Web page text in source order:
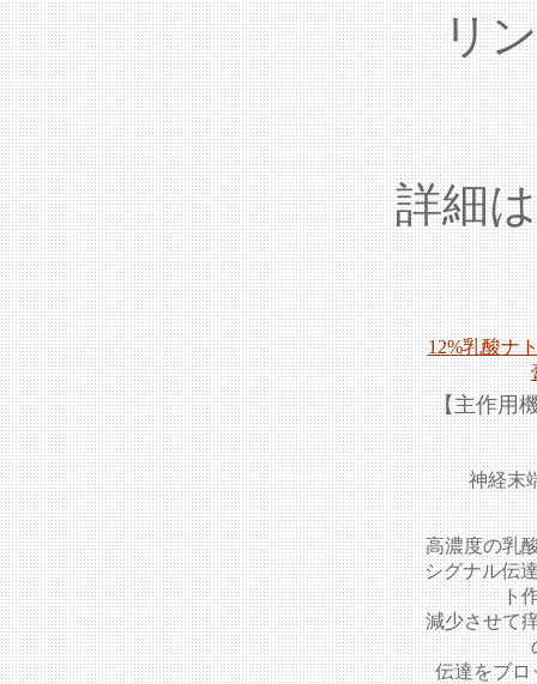
リ
詳細
12%乳酸ナ
【主作用
神経末
高濃度の乳
シグナル伝
ト
減少させて
伝達をブロ